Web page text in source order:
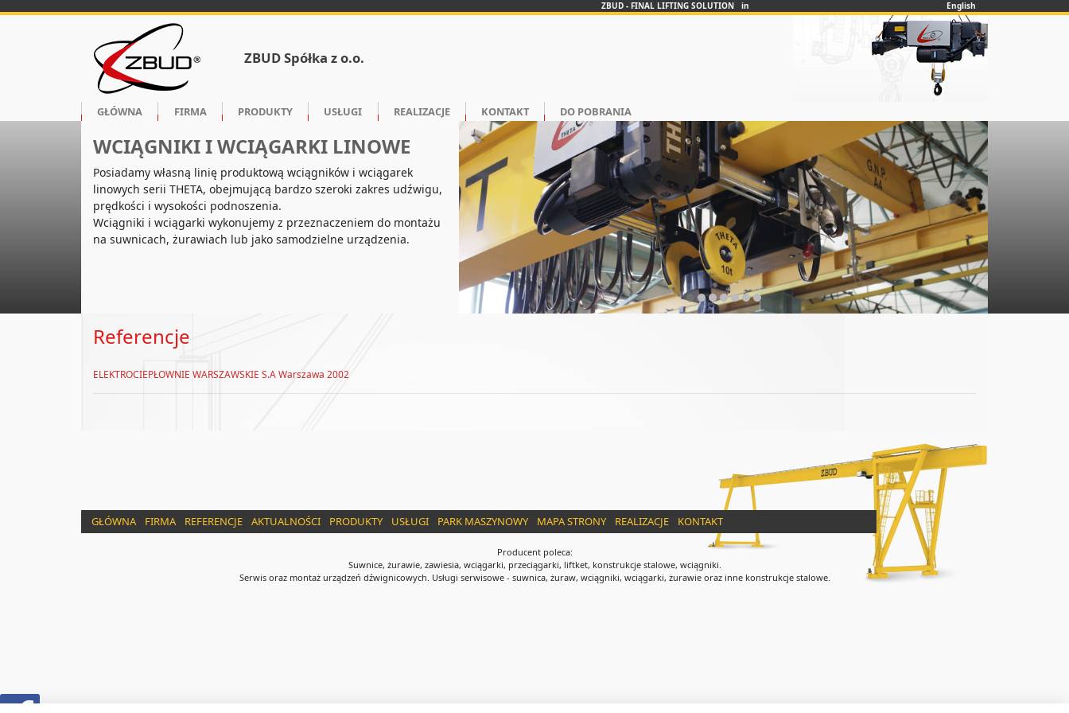
ZBUD - FINAL LIFTING SOLUTION in English
ZBUD Spółka z o.o.
GŁÓWNA FIRMA PRODUKTY USŁUGI REALIZACJE KONTAKT DO POBRANIA
WCIĄGNIKI I WCIĄGARKI LINOWE
Posiadamy własną linię produktową wciągników i wciągarek
linowych serii THETA, obejmującą bardzo szeroki zakres udźwigu,
prędkości i wysokości podnoszenia.
Wciągniki i wciągarki wykonujemy z przeznaczeniem do montażu
na suwnicach, żurawiach lub jako samodzielne urządzenia.
❮ ❯
Referencje
ELEKTROCIEPŁOWNIE WARSZAWSKIE S.A Warszawa 2002
GŁÓWNA FIRMA REFERENCJE AKTUALNOŚCI PRODUKTY USŁUGI PARK MASZYNOWY MAPA STRONY REALIZACJE KONTAKT
Producent poleca:
Suwnice, żurawie, zawiesia, wciągarki, przeciągarki, liftket, konstrukcje stalowe, wciągniki.
Serwis oraz montaż urządzeń dźwignicowych. Usługi serwisowe - suwnica, żuraw, wciągniki, wciągarki, żurawie oraz inne konstrukcje stalowe.